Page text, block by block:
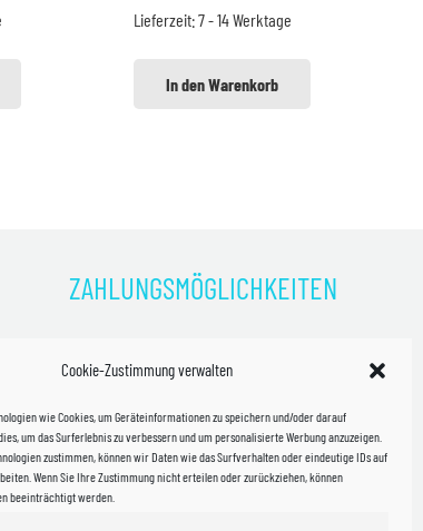
Cookie-Zustimmung verwalten
wie Cookies, um Geräteinformationen zu speichern und/oder darauf
um das Surferlebnis zu verbessern und um personalisierte Werbung anzuzeigen.
zustimmen, können wir Daten wie das Surfverhalten oder eindeutige IDs auf
Wenn Sie Ihre Zustimmung nicht erteilen oder zurückziehen, können
beeinträchtigt werden.
€.
49,99 €44,99 €.
Lieferzeit:7 - 14 Werktage
In den Warenkorb
ZAHLUNGSMÖGLICHKEITEN